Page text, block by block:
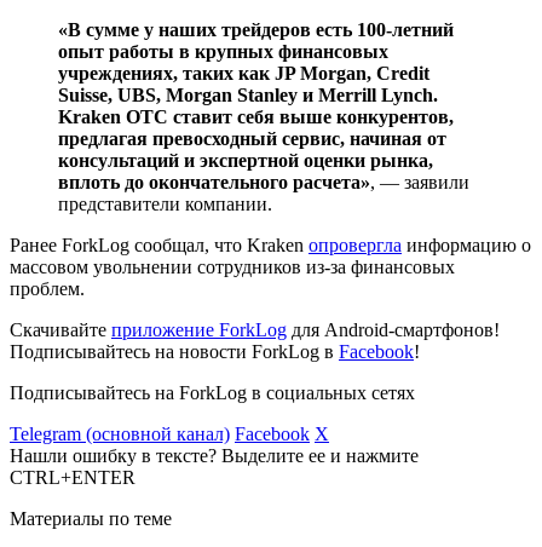
«В сумме у наших трейдеров есть 100-летний
опыт работы в крупных финансовых
учреждениях, таких как JP Morgan, Credit
Suisse, UBS, Morgan Stanley и Merrill Lynch.
Kraken OTC ставит себя выше конкурентов,
предлагая превосходный сервис, начиная от
консультаций и экспертной оценки рынка,
вплоть до окончательного расчета», — заявили
представители компании.
Ранее ForkLog сообщал, что Kraken опровергла информацию о
массовом увольнении сотрудников из-за финансовых
проблем.
Скачивайте приложение ForkLog для Android-смартфонов!
Подписывайтесь на новости ForkLog в Facebook!
Подписывайтесь на ForkLog в социальных сетях
Telegram (основной канал) Facebook X
Нашли ошибку в тексте? Выделите ее и нажмите
CTRL+ENTER
Материалы по теме